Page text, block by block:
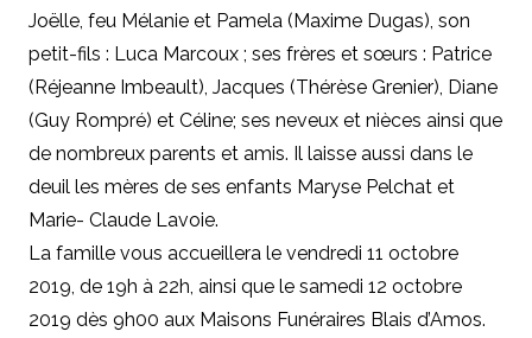
Joëlle, feu Mélanie et Pamela (Maxime Dugas), son
petit-fils : Luca Marcoux ; ses frères et sœurs : Patrice
(Réjeanne Imbeault), Jacques (Thérèse Grenier), Diane
(Guy Rompré) et Céline; ses neveux et nièces ainsi que
de nombreux parents et amis. Il laisse aussi dans le
deuil les mères de ses enfants Maryse Pelchat et
Marie- Claude Lavoie.
La famille vous accueillera le vendredi 11 octobre
2019, de 19h à 22h, ainsi que le samedi 12 octobre
2019 dès 9h00 aux Maisons Funéraires Blais d’Amos.